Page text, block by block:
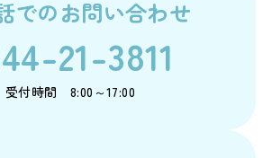
でのお問い合わせ
21-3811
受付時間 8:00～17:00